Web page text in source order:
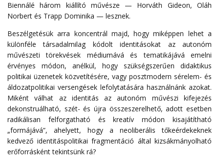
Biennálé három kiállító művésze — Horváth Gideon, Oláh
Norbert és Trapp Dominika — lesznek.
Beszélgetésük arra koncentrál majd, hogy miképpen lehet a
különféle társadalmilag kódolt identitásokat az autonóm
művészeti törekvések médiumává és tematikájává emelni
érvényes módon, anélkül, hogy szükségszerűen didaktikus
politikai üzenetek közvetítésére, vagy posztmodern sérelem- és
áldozatpolitikai versengések lefolytatására használnánk azokat.
Miként válhat az identitás az autonóm művészi kifejezés
dekonstruálható, szét- és újra összeszerelhető, adott esetben
radikálisan felforgatható és kreatív módon kisajátítható
„formájává”, ahelyett, hogy a neoliberális tőkeérdekeknek
kedvező identitáspolitikai fragmentáció által kizsákmányolható
erőforrásként tekintsünk rá?